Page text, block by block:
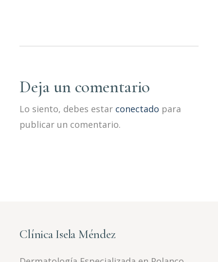
Deja un comentario
Lo siento, debes estar conectado para
publicar un comentario.
Clínica Isela Méndez